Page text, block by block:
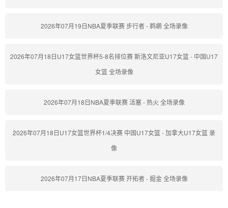
2026年07月19日NBA夏季联赛 步行者 - 鹈鹕 全场录像
2026年07月18日U17女篮世界杯5-8名排位赛 斯洛文尼亚U17女篮 - 中国U17
女篮 全场录像
2026年07月18日NBA夏季联赛 活塞 - 热火 全场录像
2026年07月18日U17女篮世界杯1/4决赛 中国U17女篮 - 加拿大U17女篮 录
像
2026年07月17日NBA夏季联赛 开拓者 - 掘金 全场录像